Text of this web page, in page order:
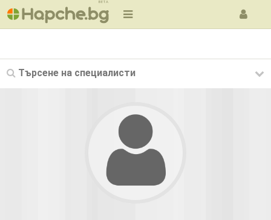
BETA
Търсене на специалисти